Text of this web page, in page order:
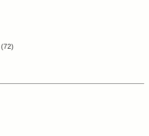
(72)